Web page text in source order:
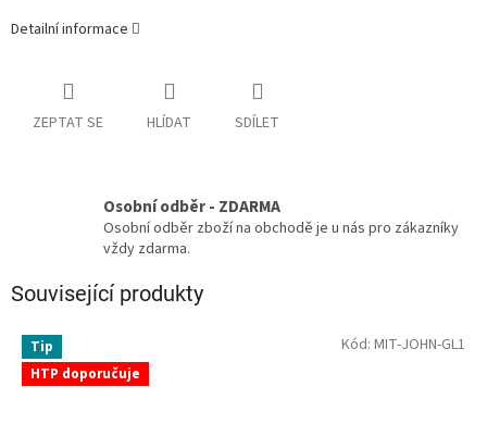
Detailní informace
ZEPTAT SE HLÍDAT SDÍLET
Osobní odběr - ZDARMA
Osobní odběr zboží na obchodě je u nás pro zákazníky
vždy zdarma.
Související produkty
Tip
HTP doporučuje
Kód: MIT-JOHN-GL1